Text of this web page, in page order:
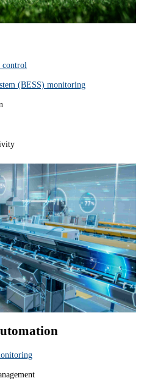
control
(BESS) monitoring